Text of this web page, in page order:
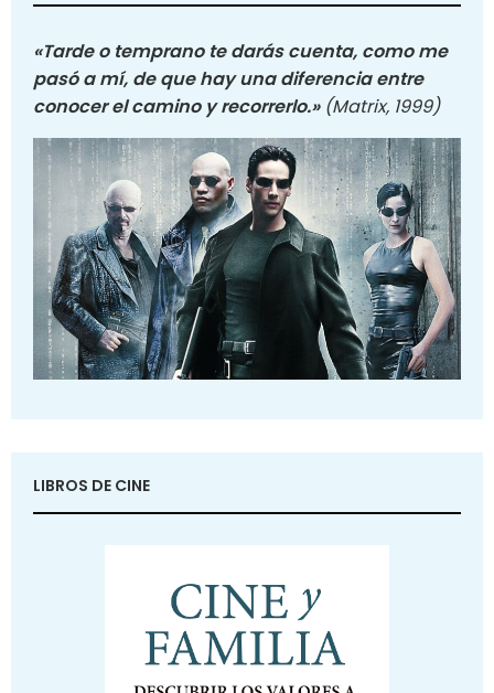
«Tarde o temprano te darás cuenta, como me
pasó a mí, de que hay una diferencia entre
conocer el camino y recorrerlo.» (Matrix, 1999)
LIBROS DE CINE